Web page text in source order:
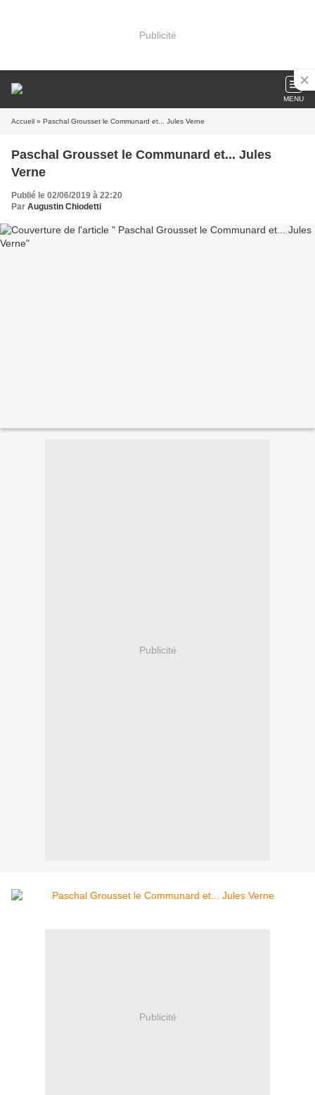
Publicité
MENU
Accueil » Paschal Grousset le Communard et... Jules Verne
Paschal Grousset le Communard et... Jules
Verne
Publié le 02/06/2019 à 22:20
Par Augustin Chiodetti
Publicité
Publicité